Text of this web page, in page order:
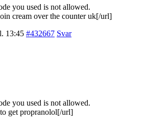
you used is not allowed.
cream over the counter uk[/url]
13:45 #432667 Svar
you used is not allowed.
get propranolol[/url]